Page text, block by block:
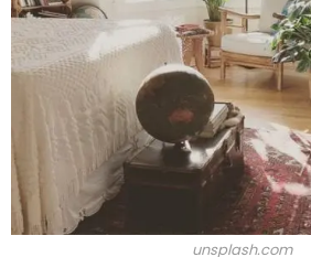
unsplash.com